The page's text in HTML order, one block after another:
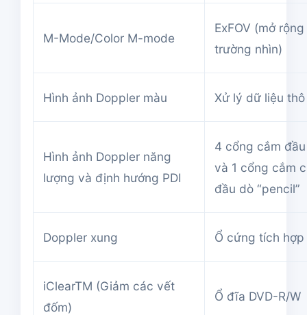
M-Mode/Color M-mode
ExFOV (mở rộng
trường nhìn)
Hình ảnh Doppler màu Xử lý dữ liệu thô
Hình ảnh Doppler năng
lượng và định hướng PDI
4 cổng cắm
và 1 cổng cắm
đầu dò “pencil”
Doppler xung Ổ cứng tích hợp
iClearTM (Giảm các vết
đốm)
Ổ đĩa DVD-R/W